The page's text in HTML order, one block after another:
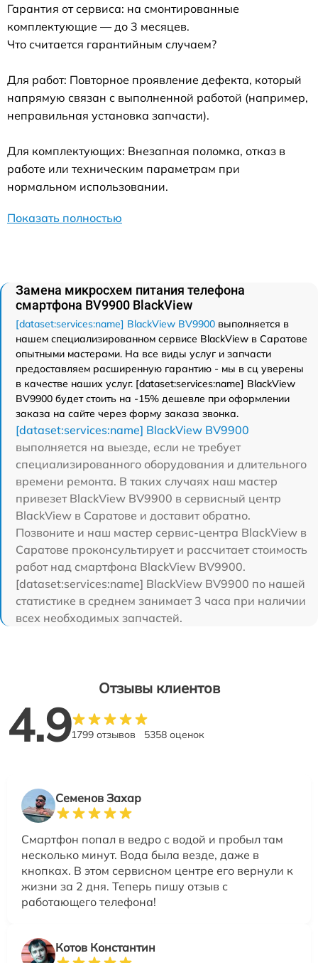
Гарантия от сервиса: на смонтированные
комплектующие — до 3 месяцев.
Что считается гарантийным случаем?
Для работ: Повторное проявление дефекта, который
напрямую связан с выполненной работой (например,
неправильная установка запчасти).
Для комплектующих: Внезапная поломка, отказ в
работе или техническим параметрам при
нормальном использовании.
Показать полностью
Замена микросхем питания телефона
смартфона BV9900 BlackView
[dataset:services:name] BlackView BV9900 выполняется в
нашем специализированном сервисе BlackView в Саратове
опытными мастерами. На все виды услуг и запчасти
предоставляем расширенную гарантию - мы в сц уверены
в качестве наших услуг. [dataset:services:name] BlackView
BV9900 будет стоить на -15% дешевле при оформлении
заказа на сайте через форму заказа звонка.
[dataset:services:name] BlackView BV9900
выполняется на выезде, если не требует
специализированного оборудования и длительного
времени ремонта. В таких случаях наш мастер
привезет BlackView BV9900 в сервисный центр
BlackView в Саратове и доставит обратно.
Позвоните и наш мастер сервис-центра BlackView в
Саратове проконсультирует и рассчитает стоимость
работ над смартфона BlackView BV9900.
[dataset:services:name] BlackView BV9900 по нашей
статистике в среднем занимает 3 часа при наличии
всех необходимых запчастей.
Отзывы клиентов
4.91799 отзывов 5358 оценок
Семенов Захар
Смартфон попал в ведро с водой и пробыл там
несколько минут. Вода была везде, даже в
кнопках. В этом сервисном центре его вернули к
жизни за 2 дня. Теперь пишу отзыв с
работающего телефона!
Котов Константин